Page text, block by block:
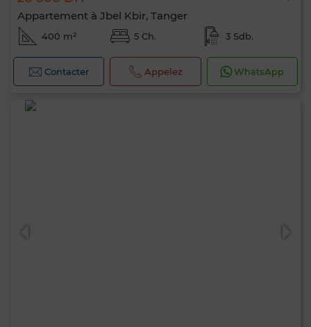
Appartement à Jbel Kbir, Tanger
400 m² 5 Ch. 3 Sdb.
Contacter Appelez WhatsApp